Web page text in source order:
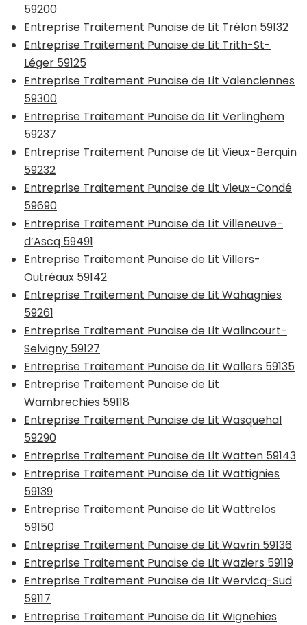
59200
Entreprise Traitement Punaise de Lit Trélon 59132
Entreprise Traitement Punaise de Lit Trith-St-
Léger 59125
Entreprise Traitement Punaise de Lit Valenciennes
59300
Entreprise Traitement Punaise de Lit Verlinghem
59237
Entreprise Traitement Punaise de Lit Vieux-Berquin
59232
Entreprise Traitement Punaise de Lit Vieux-Condé
59690
Entreprise Traitement Punaise de Lit Villeneuve-
d’Ascq 59491
Entreprise Traitement Punaise de Lit Villers-
Outréaux 59142
Entreprise Traitement Punaise de Lit Wahagnies
59261
Entreprise Traitement Punaise de Lit Walincourt-
Selvigny 59127
Entreprise Traitement Punaise de Lit Wallers 59135
Entreprise Traitement Punaise de Lit
Wambrechies 59118
Entreprise Traitement Punaise de Lit Wasquehal
59290
Entreprise Traitement Punaise de Lit Watten 59143
Entreprise Traitement Punaise de Lit Wattignies
59139
Entreprise Traitement Punaise de Lit Wattrelos
59150
Entreprise Traitement Punaise de Lit Wavrin 59136
Entreprise Traitement Punaise de Lit Waziers 59119
Entreprise Traitement Punaise de Lit Wervicq-Sud
59117
Entreprise Traitement Punaise de Lit Wignehies